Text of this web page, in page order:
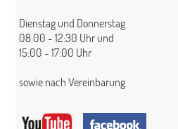
Dienstag und Donnerstag
08:00 - 12:30 Uhr und
15:00 - 17:00 Uhr
sowie nach Vereinbarung